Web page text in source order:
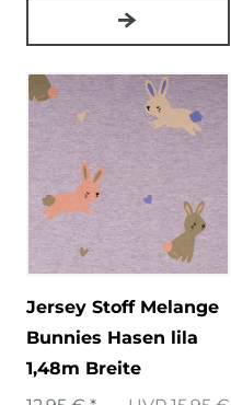
Jersey Stoff Melange
Bunnies Hasen lila
1,48m Breite